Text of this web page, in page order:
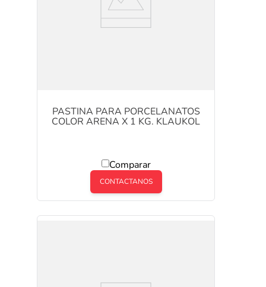
PASTINA PARA PORCELANATOS
COLOR ARENA X 1 KG. KLAUKOL
Comparar
CONTACTANOS